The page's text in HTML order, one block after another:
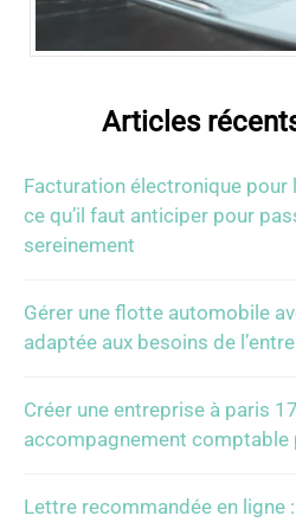
Articles
Facturation électronique pour
ce qu’il faut anticiper pour
sereinement
Gérer une flotte automobile
adaptée aux besoins de
Créer une entreprise à paris
accompagnement comptable
Lettre recommandée en ligne